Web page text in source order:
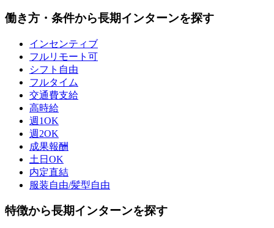
働き方・条件から長期インターンを探す
インセンティブ
フルリモート可
シフト自由
フルタイム
交通費支給
高時給
週1OK
週2OK
成果報酬
土日OK
内定直結
服装自由/髪型自由
特徴から長期インターンを探す